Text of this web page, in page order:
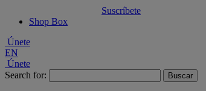
Suscríbete
Shop Box
Únete
EN
Únete
Search for: